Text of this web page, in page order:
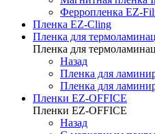
Ферропленка EZ-
Пленка EZ-Cling
Пленка для
Пленка для
Назад
Пленка для
Пленка для
Пленки EZ-OFFICE
Пленки EZ-OFFICE
Назад